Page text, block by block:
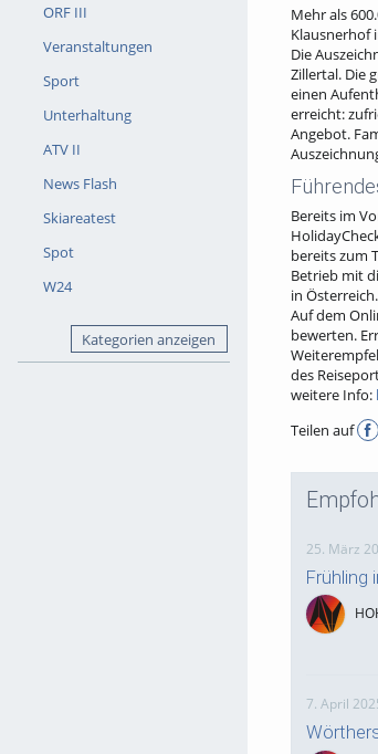
ORF III
Veranstaltungen
Sport
Unterhaltung
ATV II
News Flash
Skiareatest
Spot
W24
Kategorien anzeigen
Mehr als
Klausnerhof
Die
Zillertal. Die
einen
erreicht:
Angebot.
Bereits im
bereits zum
Betrieb mit
in Österreich.
Auf dem
bewerten.
des
weitere Info:
Teilen auf
25. März
Frühling
7. April